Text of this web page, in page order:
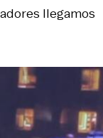
llegamos